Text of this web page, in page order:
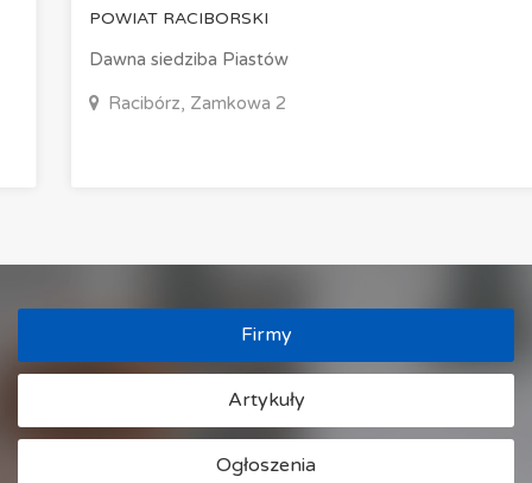
POWIAT RACIBORSKI
Dawna siedziba Piastów
Racibórz, Zamkowa 2
Firmy
Artykuły
Ogłoszenia